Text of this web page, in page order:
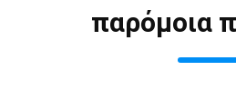
παρόμοια